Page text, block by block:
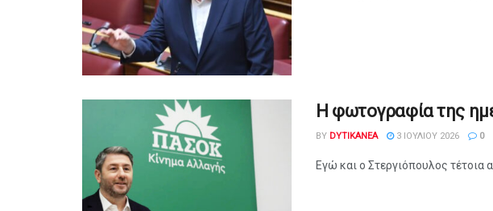
Η φωτογραφία της
BY DYTIKANEA 3 ΙΟΥΛΊΟΥ 2026 0
Εγώ και ο Στεργιόπουλος τέτοια